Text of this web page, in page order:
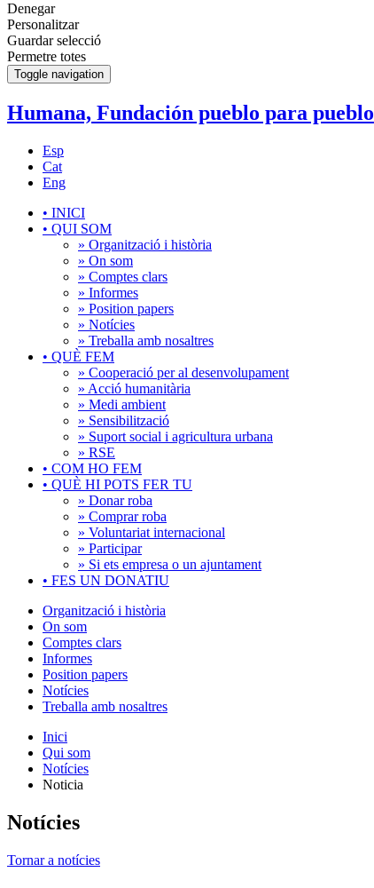
Denegar
Personalitzar
Guardar selecció
Permetre totes
Toggle navigation
Humana, Fundación pueblo para pueblo
Esp
Cat
Eng
• INICI
• QUI SOM
» Organització i història
» On som
» Comptes clars
» Informes
» Position papers
» Notícies
» Treballa amb nosaltres
• QUÈ FEM
» Cooperació per al desenvolupament
» Acció humanitària
» Medi ambient
» Sensibilització
» Suport social i agricultura urbana
» RSE
• COM HO FEM
• QUÈ HI POTS FER TU
» Donar roba
» Comprar roba
» Voluntariat internacional
» Participar
» Si ets empresa o un ajuntament
• FES UN DONATIU
Organització i història
On som
Comptes clars
Informes
Position papers
Notícies
Treballa amb nosaltres
Inici
Qui som
Notícies
Noticia
Notícies
Tornar a notícies